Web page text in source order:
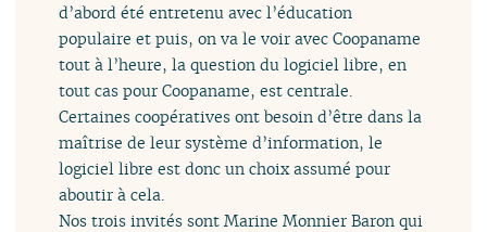
d’abord été entretenu avec l’éducation
populaire et puis, on va le voir avec Coopaname
tout à l’heure, la question du logiciel libre, en
tout cas pour Coopaname, est centrale.
Certaines coopératives ont besoin d’être dans la
maîtrise de leur système d’information, le
logiciel libre est donc un choix assumé pour
aboutir à cela.
Nos trois invités sont Marine Monnier Baron qui